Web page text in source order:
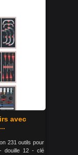
avec
231 outils pour
douille 12 - clé